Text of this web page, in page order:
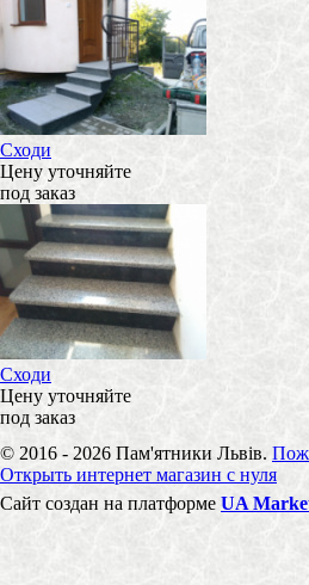
Сходи
Цену уточняйте
под заказ
Сходи
Цену уточняйте
под заказ
© 2016 - 2026 Пам'ятники Львів.
Открыть интернет магазин с нуля
Сайт создан на платформе UA